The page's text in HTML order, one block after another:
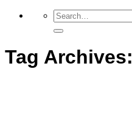
Tag Archives: